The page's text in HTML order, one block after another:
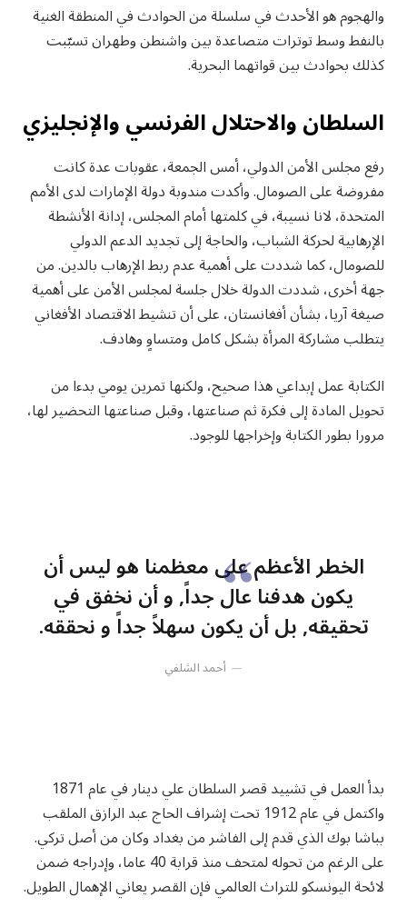
والهجوم هو الأحدث في سلسلة من الحوادث في المنطقة الغنية
بالنفط وسط توترات متصاعدة بين واشنطن وطهران تسبّبت
كذلك بحوادث بين قواتهما البحرية.
السلطان والاحتلال الفرنسي والإنجليزي
رفع مجلس الأمن الدولي، أمس الجمعة، عقوبات عدة كانت
مفروضة على الصومال. وأكدت مندوبة دولة الإمارات لدى الأمم
المتحدة، لانا نسيبة، في كلمتها أمام المجلس، إدانة الأنشطة
الإرهابية لحركة الشباب، والحاجة إلى تجديد الدعم الدولي
للصومال، كما شددت على أهمية عدم ربط الإرهاب بالدين. من
جهة أخرى، شددت الدولة خلال جلسة لمجلس الأمن على أهمية
صيغة آريا، بشأن أفغانستان، على أن تنشيط الاقتصاد الأفغاني
يتطلب مشاركة المرأة بشكل كامل ومتساوٍ وهادف.
الكتابة عمل إبداعي هذا صحيح، ولكنها تمرين يومي بدءا من
تحويل المادة إلى فكرة ثم صناعتها، وقبل صناعتها التحضير لها،
مرورا بطور الكتابة وإخراجها للوجود.
الخطر الأعظم على معظمنا هو ليس أن
يكون هدفنا عال جداً, و أن نخفق في
تحقيقه, بل أن يكون سهلاً جداً و نحققه.
أحمد الشلفي
بدأ العمل في تشييد قصر السلطان علي دينار في عام 1871
واكتمل في عام 1912 تحت إشراف الحاج عبد الرازق الملقب
بباشا بوك الذي قدم إلى الفاشر من بغداد وكان من أصل تركي.
على الرغم من تحوله لمتحف منذ قرابة 40 عاما، وإدراجه ضمن
لائحة اليونسكو للتراث العالمي فإن القصر يعاني الإهمال الطويل.